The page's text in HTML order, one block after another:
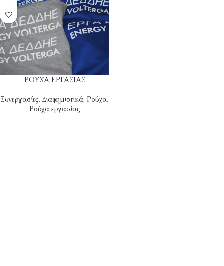
ΡΟΥΧΑ ΕΡΓΑΣΙΑΣ
Συνεργασίες, Διαφημιστικά, Ρούχα,
Ρούχα εργασίας